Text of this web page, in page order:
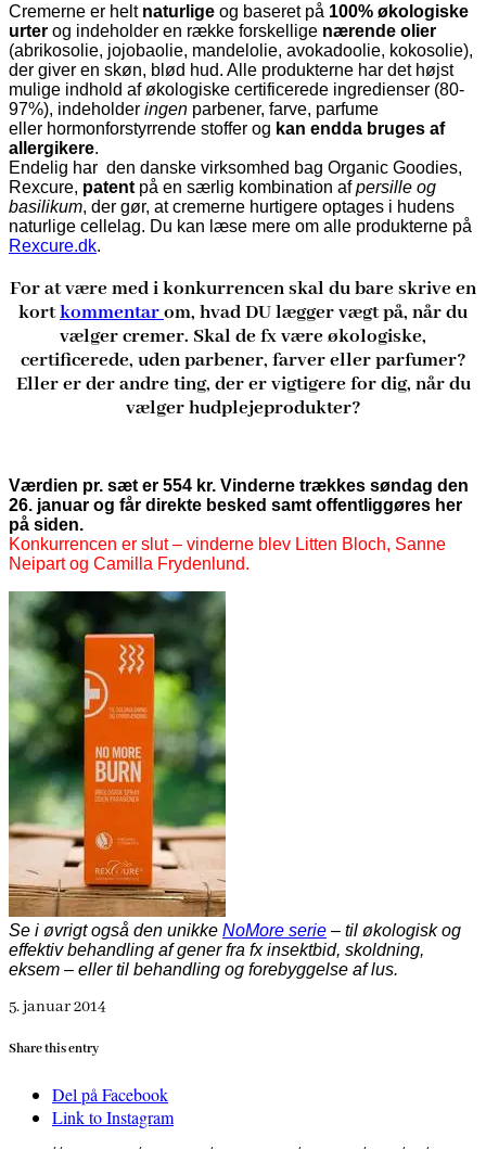
Cremerne er helt naturlige og baseret på 100% økologiske
urter og indeholder en række forskellige nærende olier
(abrikosolie, jojobaolie, mandelolie, avokadoolie, kokosolie),
der giver en skøn, blød hud. Alle produkterne har det højst
mulige indhold af økologiske certificerede ingredienser (80-
97%), indeholder ingen parbener, farve, parfume
eller hormonforstyrrende stoffer og kan endda bruges af
allergikere.
Endelig har den danske virksomhed bag Organic Goodies,
Rexcure, patent på en særlig kombination afpersille og
basilikum, der gør, at cremerne hurtigere optages i hudens
naturlige cellelag. Du kan læse mere om alle produkterne på
Rexcure.dk.
For at være med i konkurrencen skal du bare skrive en
kortkommentarom, hvad DU lægger vægt på, når du
vælger cremer. Skal de fx være økologiske,
certificerede, uden parbener, farver eller parfumer?
Eller er der andre ting, der er vigtigere for dig, når du
vælger hudplejeprodukter?
Værdien pr. sæt er 554 kr. Vinderne trækkes søndag den
26. januar og får direkte besked samt offentliggøres her
på siden.
Konkurrencen er slut – vinderne blev Litten Bloch, Sanne
Neipart og Camilla Frydenlund.
Se i øvrigt også den unikke NoMore serie – til økologisk og
effektiv behandling af gener fra fx insektbid, skoldning,
eksem – eller til behandling og forebyggelse af lus.
5. januar 2014
Share this entry
Del på Facebook
Link to Instagram